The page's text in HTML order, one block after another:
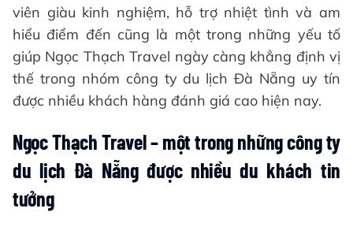
viên giàu kinh nghiệm, hỗ trợ nhiệt tình và am
hiểu điểm đến cũng là một trong những yếu tố
giúp Ngọc Thạch Travel ngày càng khẳng định vị
thế trong nhóm công ty du lịch Đà Nẵng uy tín
được nhiều khách hàng đánh giá cao hiện nay.
Ngọc Thạch Travel – một trong những công ty
du lịch Đà Nẵng được nhiều du khách tin
tưởng